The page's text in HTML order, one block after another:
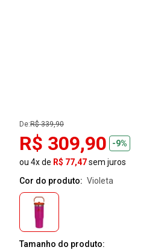
De:R$ 339,90
R$ 309,90
-9%
ou 4x de R$ 77,47sem juros
Cor do produto:
violeta
Tamanho do produto: